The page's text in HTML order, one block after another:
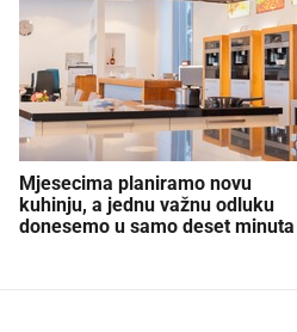
Mjesecima planiramo novu
kuhinju, a jednu važnu odluku
donesemo u samo deset minuta